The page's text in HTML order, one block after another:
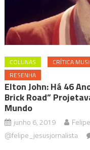
COLUNAS CRÍTICA
RESENHA
Elton John: Há 46
Brick Road”
Mundo
junho 6, 2019
@felipe_jesusjornalista